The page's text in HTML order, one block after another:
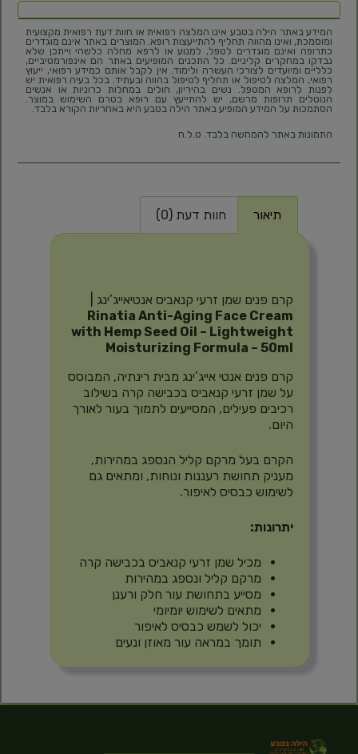
המידע באתר הילה בטבע אינו המלצה רפואית או חוות דעת רפואית מקצועית
ומוסמכת, ואינו מהווה תחליף להתייעצות רופא. המוצרים באתר אינם מוגדרים
כתרופה ואינם מוגדרים לטפל, למנוע או לרפא מחלה כלשהי וייתכן שלא
נבדקו במחקרים קליניים. כל התכנים המופיעים באתר הם אינפורמטיביים,
כלליים ומיועדים לצורכי העשרה ולימוד. אין לקבל אותם כמידע רפואי, ייעוץ
רפואי, המלצה לטיפול או תחליף לטיפול בהווה ובעתיד. בכל בעיה רפואית יש
לפנות לרופא המטפל. נשים בהיריון, חולים במחלות כרוניות או אנשים
הנוטלים תרופות מרשם, יש להתייעץ עם רופא בטרם השימוש במוצר.
הסתמכות על המידע המופיע באתר הילה בטבע היא באחריות הקורא בלבד.
התמונות באתר להמחשה בלבד. ט.ל.ח
תיאור חוות דעת (0)
קרם פנים שמן זרעי קנאביס אנטיאייג’ינג |
Rinatia Anti-Aging Face Cream
with Hemp Seed Oil – Lightweight
Moisturizing Formula – 50ml
קרם פנים אנטי אייג’ינג מבית רינתיה, המבוסס
על שמן זרעי קנאביס בכבישה קרה בשילוב
רכיבים פעילים, המסייעים לתמוך בעור לאורך
היום.
הקרם בעל מרקם קליל הנספג במהירות,
מעניק תחושת רעננות ונוחות, ומתאים גם
לשימוש כבסיס לאיפור.
יתרונות:
מכיל שמן זרעי קנאביס בכבישה קרה
מרקם קליל ונספג במהירות
מסייע בתחושת עור חלק ורענן
מתאים לשימוש יומיומי
יכול לשמש כבסיס לאיפור
תומך במראה עור מאוזן ונעים